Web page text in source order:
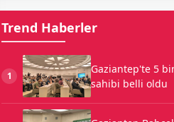
Trend Haberler
1
Gaziantep'te 5
sahibi belli oldu